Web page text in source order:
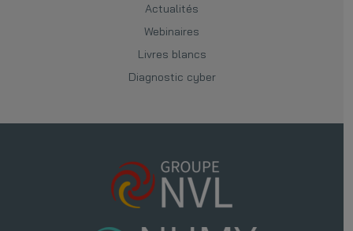
Actualités
Webinaires
Livres blancs
Diagnostic cyber